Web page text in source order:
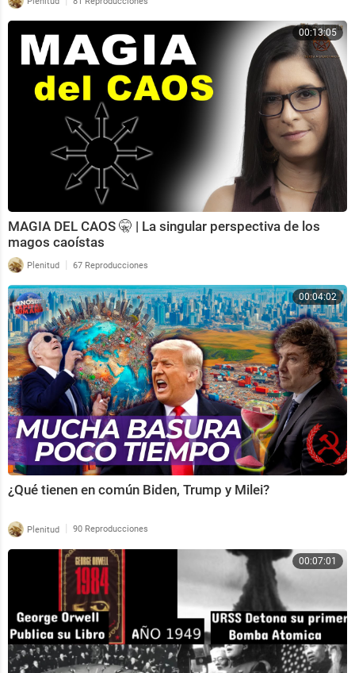
00:13:05
MAGIA DEL CAOS 🤫 | La singular perspectiva de los
magos caoístas
Plenitud | 67 Reproducciones
00:04:02
¿Qué tienen en común Biden, Trump y Milei?
Plenitud | 90 Reproducciones
00:07:01